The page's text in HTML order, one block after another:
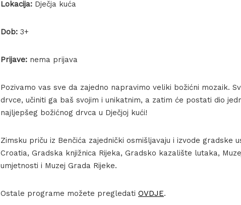
Lokacija: Dječja kuća
Dob: 3+
Prijave: nema prijava
Pozivamo vas sve da zajedno napravimo veliki božićni mozaik.
drvce, učiniti ga baš svojim i unikatnim, a zatim će postati dio
najljepšeg božićnog drvca u Dječjoj kući!
Zimsku priču iz Benčića zajednički osmišljavaju i izvode gradske
Croatia, Gradska knjižnica Rijeka, Gradsko kazalište lutaka,
umjetnosti i Muzej Grada Rijeke.
Ostale programe možete pregledati OVDJE.